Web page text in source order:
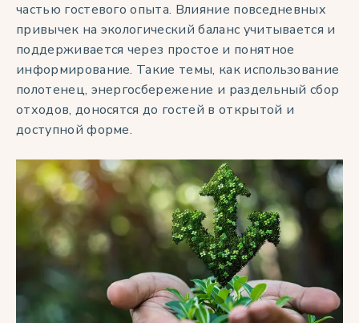
частью гостевого опыта. Влияние повседневных
привычек на экологический баланс учитывается и
поддерживается через простое и понятное
информирование. Такие темы, как использование
полотенец, энергосбережение и раздельный сбор
отходов, доносятся до гостей в открытой и
доступной форме.